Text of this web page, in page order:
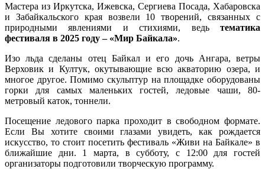
Мастера из Иркутска, Ижевска, Сергиева Посада, Хабаровска
и Забайкальского края возвели 10 творений, связанных с
природными явлениями и стихиями, ведь тематика
фестиваля в 2025 году – «Мир Байкала».
Изо льда сделаны отец Байкал и его дочь Ангара, ветры
Верховик и Култук, окутывающие всю акваторию озера, и
многое другое. Помимо скульптур на площадке оборудованы
горки для самых маленьких гостей, ледовые чаши, 80-
метровый каток, тоннели.
Посещение ледового парка проходит в свободном формате.
Если Вы хотите своими глазами увидеть, как рождается
искусство, то стоит посетить фестиваль «Живи на Байкале» в
ближайшие дни. 1 марта, в субботу, с 12:00 для гостей
организаторы подготовили творческую программу.